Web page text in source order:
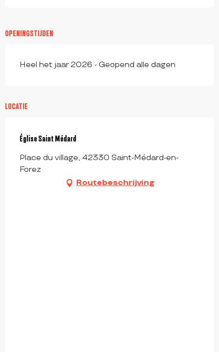
OPENINGSTIJDEN
Heel het jaar 2026 - Geopend alle dagen
LOCATIE
Église Saint Médard
Place du village, 42330 Saint-Médard-en-
Forez
Routebeschrijving